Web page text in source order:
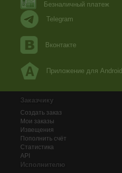
Безналичный платеж
Telegram
Вконтакте
Приложение для Android
Заказчику
Создать заказ
Мои заказы
Извещения
Пополнить счёт
Статистика
API
Исполнителю